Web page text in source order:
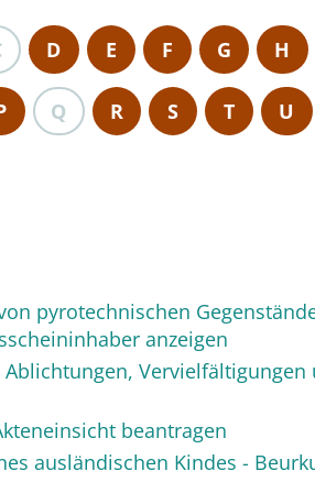
D E F G H
Q R S T U
pyrotechnischen
anzeigen
beantragen
ausländischen Kindes -